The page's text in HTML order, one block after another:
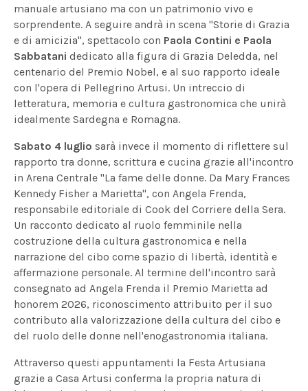
manuale artusiano ma con un patrimonio vivo e
sorprendente. A seguire andrà in scena "Storie di Grazia
e di amicizia", spettacolo con Paola Contini e Paola
Sabbatani dedicato alla figura di Grazia Deledda, nel
centenario del Premio Nobel, e al suo rapporto ideale
con l'opera di Pellegrino Artusi. Un intreccio di
letteratura, memoria e cultura gastronomica che unirà
idealmente Sardegna e Romagna.
Sabato 4 luglio sarà invece il momento di riflettere sul
rapporto tra donne, scrittura e cucina grazie all'incontro
in Arena Centrale "La fame delle donne. Da Mary Frances
Kennedy Fisher a Marietta", con Angela Frenda,
responsabile editoriale di Cook del Corriere della Sera.
Un racconto dedicato al ruolo femminile nella
costruzione della cultura gastronomica e nella
narrazione del cibo come spazio di libertà, identità e
affermazione personale. Al termine dell'incontro sarà
consegnato ad Angela Frenda il Premio Marietta ad
honorem 2026, riconoscimento attribuito per il suo
contributo alla valorizzazione della cultura del cibo e
del ruolo delle donne nell'enogastronomia italiana.
Attraverso questi appuntamenti la Festa Artusiana
grazie a Casa Artusi conferma la propria natura di